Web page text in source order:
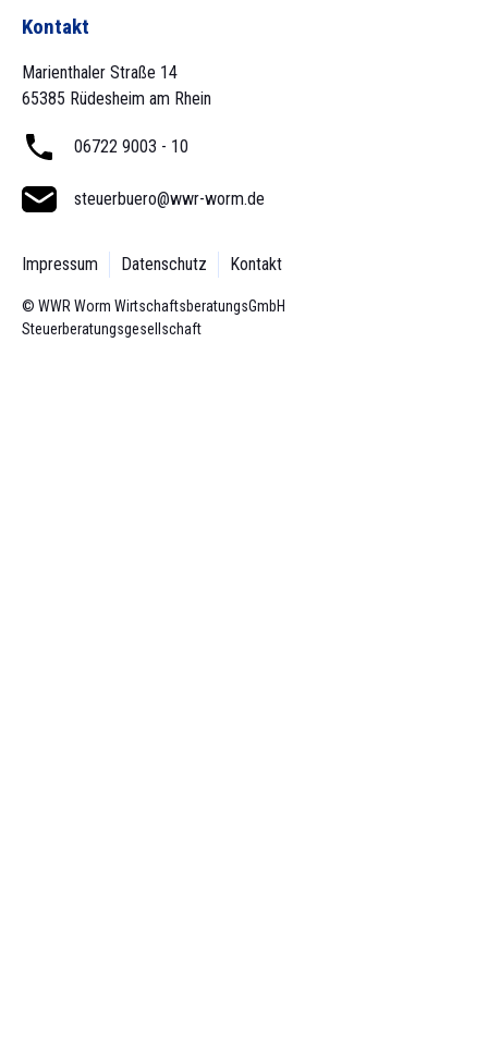
Kontakt
Marienthaler Straße 14
65385 Rüdesheim am Rhein
06722 9003 - 10
steuerbuero@wwr-worm.de
Impressum Datenschutz Kontakt
© WWR Worm Wirtschaftsberatungs­GmbH
Steuerberatungsgesellschaft